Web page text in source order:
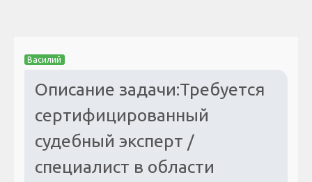
Василий
Описание задачи:Требуется
сертифицированный
судебный эксперт /
специалист в области